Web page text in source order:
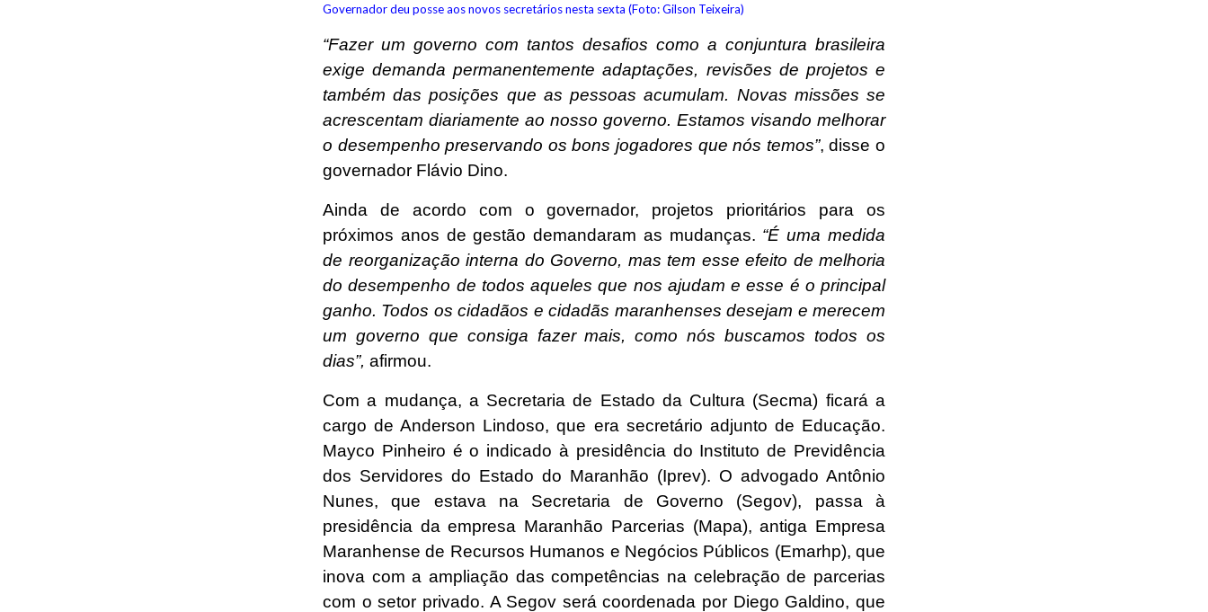
Governador deu posse aos novos secretários nesta sexta (Foto: Gilson Teixeira)
“Fazer um governo com tantos desafios como a conjuntura brasileira
exige demanda permanentemente adaptações, revisões de projetos e
também das posições que as pessoas acumulam. Novas missões se
acrescentam diariamente ao nosso governo. Estamos visando melhorar
o desempenho preservando os bons jogadores que nós temos”, disse o
governador Flávio Dino.
Ainda de acordo com o governador, projetos prioritários para os
próximos anos de gestão demandaram as mudanças. “É uma medida
de reorganização interna do Governo, mas tem esse efeito de melhoria
do desempenho de todos aqueles que nos ajudam e esse é o principal
ganho. Todos os cidadãos e cidadãs maranhenses desejam e merecem
um governo que consiga fazer mais, como nós buscamos todos os
dias”, afirmou.
Com a mudança, a Secretaria de Estado da Cultura (Secma) ficará a
cargo de Anderson Lindoso, que era secretário adjunto de Educação.
Mayco Pinheiro é o indicado à presidência do Instituto de Previdência
dos Servidores do Estado do Maranhão (Iprev). O advogado Antônio
Nunes, que estava na Secretaria de Governo (Segov), passa à
presidência da empresa Maranhão Parcerias (Mapa), antiga Empresa
Maranhense de Recursos Humanos e Negócios Públicos (Emarhp), que
inova com a ampliação das competências na celebração de parcerias
com o setor privado. A Segov será coordenada por Diego Galdino, que